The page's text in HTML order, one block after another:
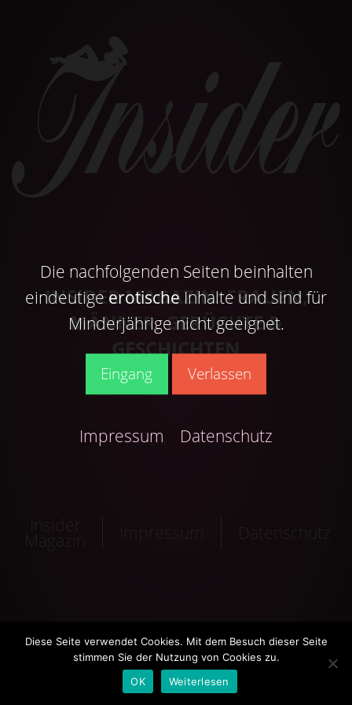
INSIDER MAGAZIN: FRAUEN,
MÄNNER, GERÜCHTE &
GESCHICHTEN
Die nachfolgenden Seiten beinhalten
eindeutige erotische Inhalte und sind für
Minderjährige nicht geeignet.
Eingang Verlassen
Impressum Datenschutz
Diese Seite verwendet Cookies. Mit dem Besuch dieser Seite
stimmen Sie der Nutzung von Cookies zu.
OK
Weiterlesen